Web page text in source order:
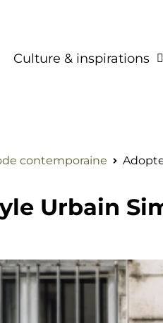
Culture & inspirations
contemporaine
Urbain